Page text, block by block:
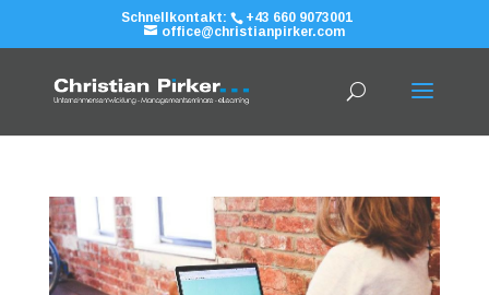
Schnellkontakt:
+43 660 9073001
office@christianpirker.com